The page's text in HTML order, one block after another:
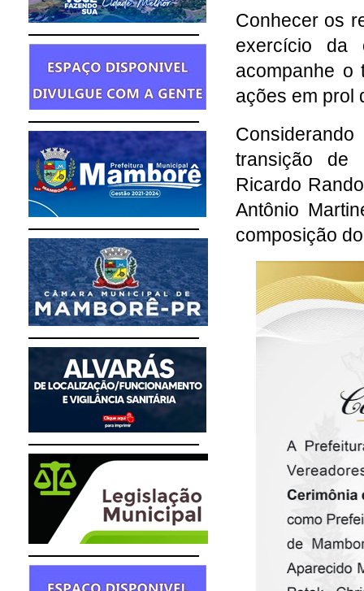
Conhecer os
exercício da
acompanhe o
ações em prol
transição de
Ricardo
Antônio
composição